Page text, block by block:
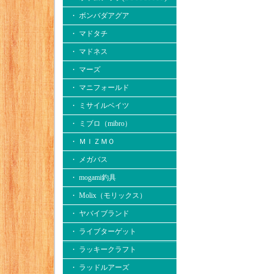
・ ボンバダアグア
・ マドタチ
・ マドネス
・ マーズ
・ マニフォールド
・ ミサイルベイツ
・ ミブロ（mibro）
・ ＭＩＺＭＯ
・ メガバス
・ mogami釣具
・ Molix（モリックス）
・ ヤバイブランド
・ ライブターゲット
・ ラッキークラフト
・ ラッドルアーズ